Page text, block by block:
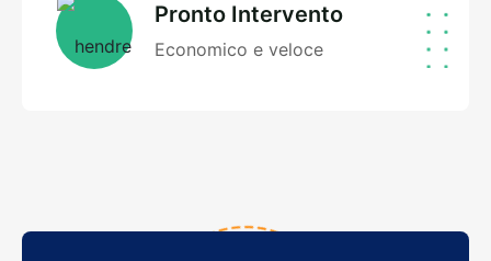
Pronto Intervento
Economico e veloce